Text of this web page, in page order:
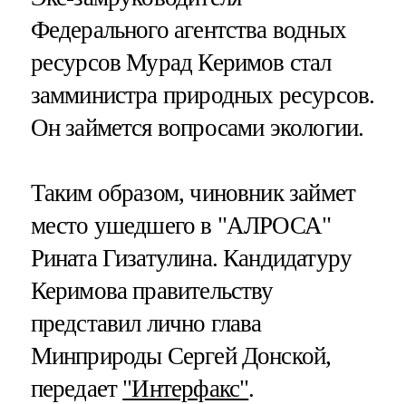
Федерального агентства водных
ресурсов Мурад Керимов стал
замминистра природных ресурсов.
Он займется вопросами экологии.
Таким образом, чиновник займет
место ушедшего в "АЛРОСА"
Рината Гизатулина. Кандидатуру
Керимова правительству
представил лично глава
Минприроды Сергей Донской,
передает "Интерфакс".